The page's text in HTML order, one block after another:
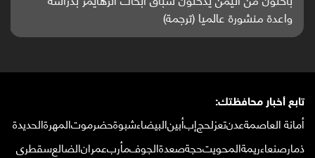
واعدة منشورة عالميا (ترجمة)
تابع أخبار محافظتك:
أمانة العاصمةعدنتعزلحجإبأبينالبيضاءشبوةحضرموتالمهرةالحديدة
ذمارصنعاءريمةالمحويتحجةصعدةالجوفمأربعمرانالضالعسقطرى